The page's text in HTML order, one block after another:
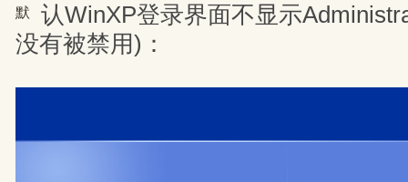
默
认WinXP登录界面不显示
没有被禁用)：